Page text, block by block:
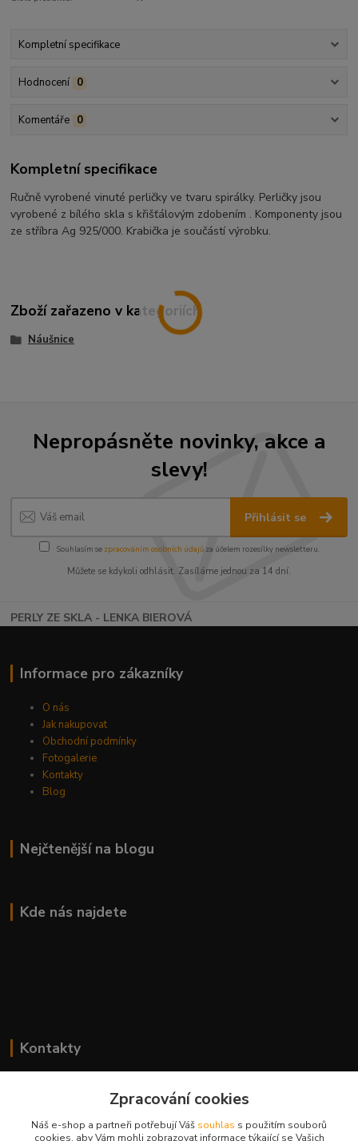
Kompletní specifikace
Hodnocení 0
Komentáře 0
Kompletní specifikace
Ručně vyrobené vinuté perličky ve tvaru spirálky. Perličky jsou
vyrobené z bílého skla s křišťálovým zdobením . Komponenty jsou
ze stříbra Ag 925/000. Krabička je součástí výrobku.
Zboží zařazeno v kategoriích
Náušnice
Nepropásněte novinky, akce a
slevy!
Přihlásit se
Souhlasím se zpracováním osobních údajůza účelem rozesílky newsletteru.
Můžete se kdykoli odhlásit. Zasíláme jednou za 14 dní.
PERLY ZE SKLA - LENKA BIEROVÁ
Informace pro zákazníky
O nás
Jak nakupovat
Obchodní podmínky
Fotogalerie
Kontakty
Blog
Nejčtenější na blogu
Kde nás najdete
Kontakty
+420 777 083 918Zpracování cookies
Náš e-shop a partneři potřebují Váš souhlas s použitím souborů
cookies, aby Vám mohli zobrazovat informace týkající se Vašich